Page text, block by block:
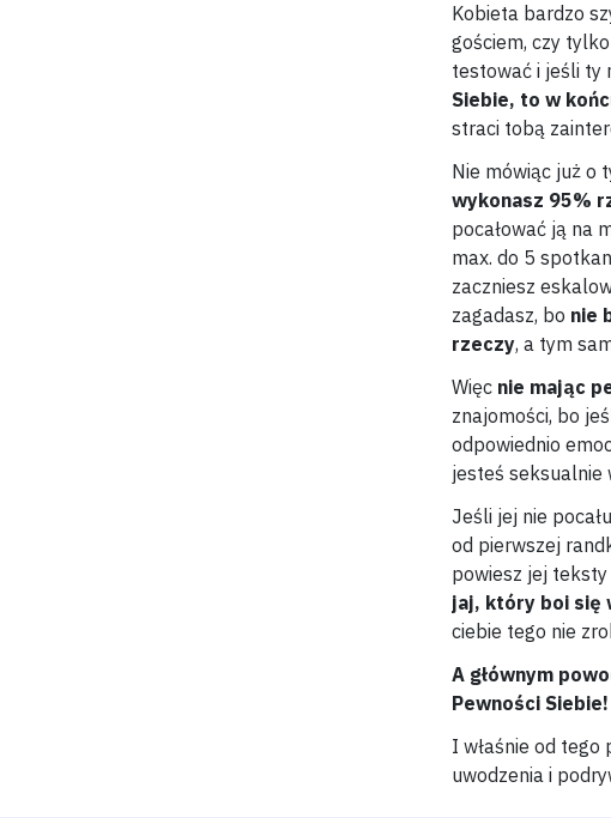
Kobieta bardzo
gościem, czy
testować i jeśli ty
Siebie, to w
straci tobą
Nie mówiąc już o
wykonasz 95%
pocałować ją na
max. do 5
zaczniesz
zagadasz, bo nie
rzeczy, a tym
Więc nie mając
znajomości, bo
odpowiednio
jesteś seksualnie
Jeśli jej nie
od pierwszej
powiesz jej teksty
jaj, który boi się
ciebie tego nie
A głównym
Pewności Siebie!
I właśnie od tego
uwodzenia i